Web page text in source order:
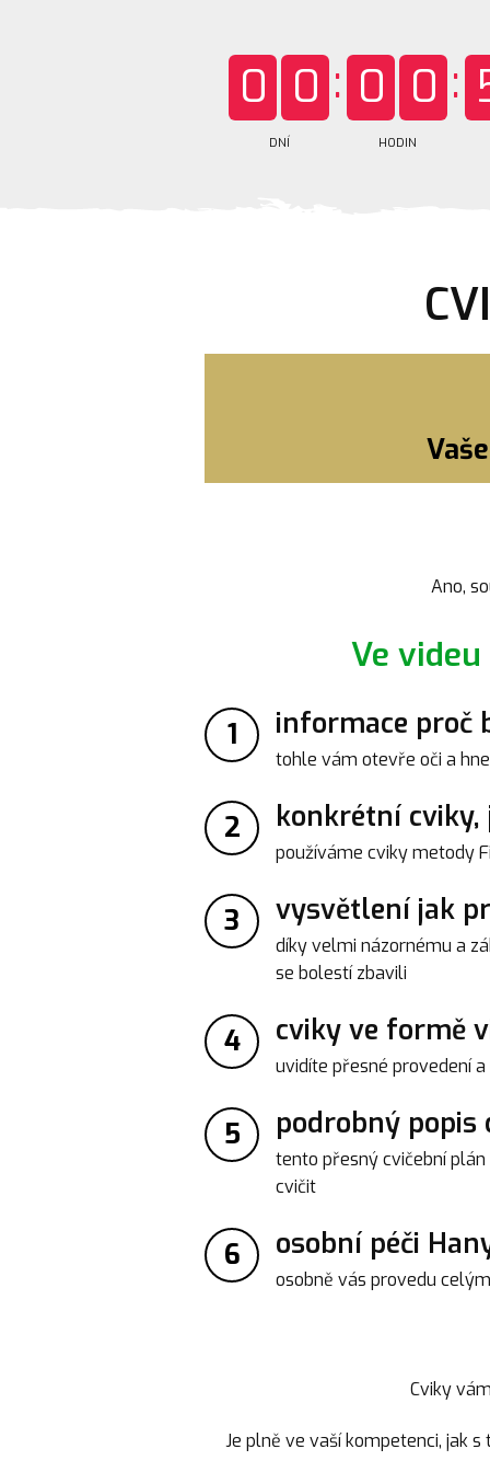
0 0
DNÍ
0 0
HODIN
Ano,
Ve videu
1 informace proč
tohle vám otevře oči a
2 konkrétní cviky,
používáme cviky metody
3 vysvětlení jak
díky velmi názornému a
se bolestí zbavili
4 cviky ve formě
uvidíte přesné provedení
5 podrobný popis
tento přesný cvičební
cvičit
6 osobní péči
osobně vás provedu
Cviky
Je plně ve vaší kompetenci, jak